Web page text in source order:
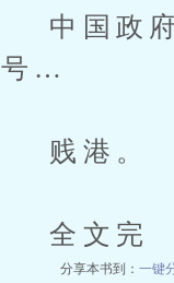
中国政府
号…
贱港。
全文完
分享本书到： 一键